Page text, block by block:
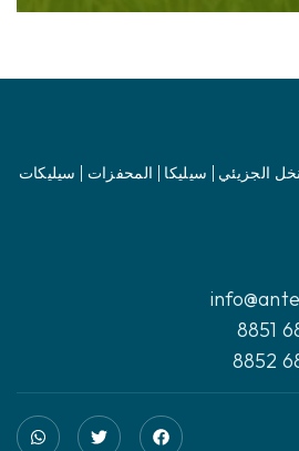
الجزيئي | سيليكا | المحفزات | سيليكات